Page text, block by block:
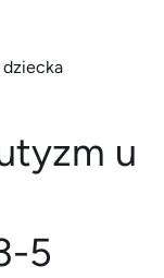
u
5